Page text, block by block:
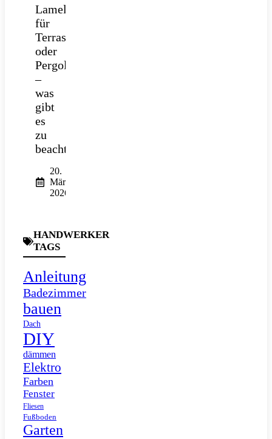
Lamellendach
für
Terrasse
oder
Pergola
–
was
gibt
es
zu
beachten?
20.
März
2026
HANDWERKER
TAGS
Anleitung
Badezimmer
bauen
Dach
DIY
dämmen
Elektro
Farben
Fenster
Fliesen
Fußboden
Garten